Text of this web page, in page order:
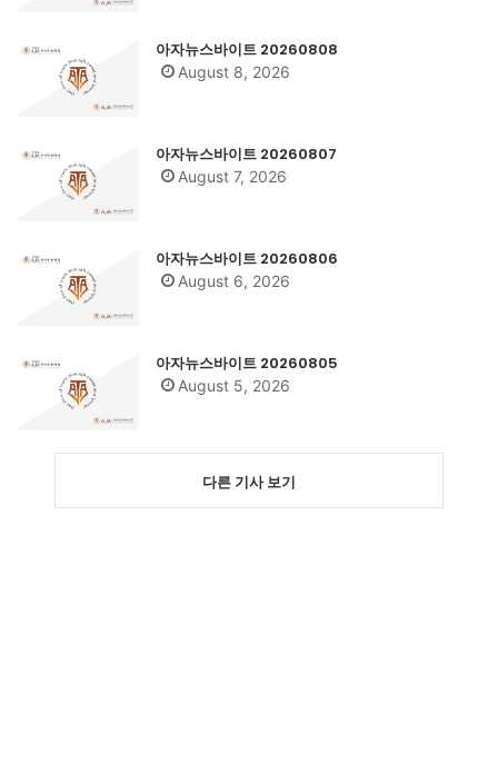
아자뉴스바이트 20260808
August 8, 2026
아자뉴스바이트 20260807
August 7, 2026
아자뉴스바이트 20260806
August 6, 2026
아자뉴스바이트 20260805
August 5, 2026
다른 기사 보기